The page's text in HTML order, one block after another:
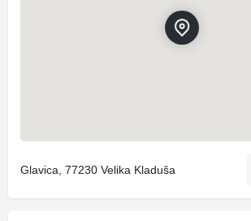
Glavica, 77230 Velika Kladuša